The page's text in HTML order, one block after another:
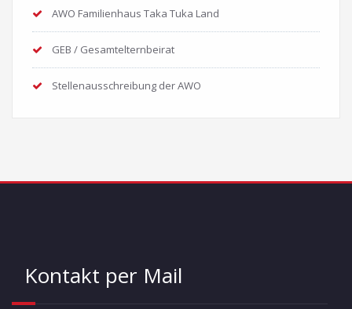
AWO Familienhaus Taka Tuka Land
GEB / Gesamtelternbeirat
Stellenausschreibung der AWO
Kontakt per Mail